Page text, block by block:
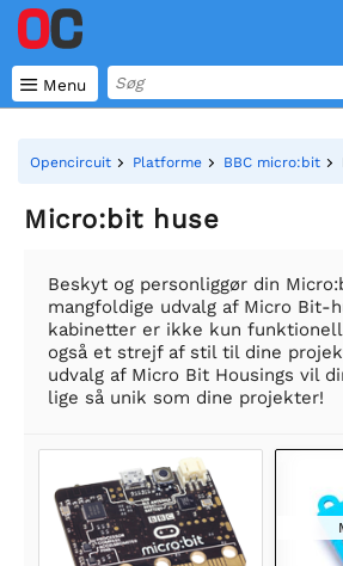
 Menu
Opencircuit Platforme BBC micro:bit
Micro:bit huse
Beskyt og personliggør din
mangfoldige udvalg af Micro Bit-
kabinetter er ikke kun
også et strejf af stil til dine
udvalg af Micro Bit Housings vil
lige så unik som dine projekter!